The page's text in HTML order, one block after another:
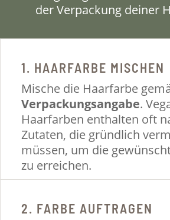
der Verpackung deiner
1. HAARFARBE MISCHEN
Mische die Haarfarbe
Verpackungsangabe.
Haarfarben enthalten oft
Zutaten, die gründlich
müssen, um die
zu erreichen.
2. FARBE AUFTRAGEN